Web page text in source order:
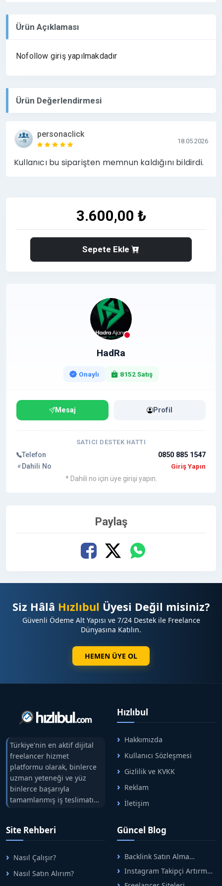
Ürün Açıklaması
Nofollow giriş yapılmakdadır
Ürün Değerlendirmesi
personaclick
18.05.2026
Kullanıcı bu siparişten memnun kaldığını bildirdi.
3.600,00 ₺
Sepete Ekle
HadRa
Onaylı 8152 Satış
Mesaj Profil
SATICI DESTEK HATTI
Telefon
0850 885 1547
Dahili No
Giriş Yapın
* Dahili no için üye girişi yapın.
Paylaş
Siz Hâlâ Hızlıbul Üyesi Değil misiniz?
Güvenli Ödeme Alt Yapısı ve 7/24 Destek ile Freelance
Dünyasına Katılın.
HEMEN ÜYE OL
Türkiye'nin en aktif dijital
freelancer hizmet
platformu olarak, binlerce
uzman yeteneği ve yüz
binlerce başarıyla
tamamlanmış iş teslimatını
tek çatıda buluşturuyoruz.
arasındaki süreci risksiz
alışveriş sistemi ile koruyan
ticaretin güvenli
adreslerinden birisidir.
Hızlıbul
Hakkımızda
Kullanıcı Sözleşmesi
Gizlilik ve KVKK
Reklam
İletişim
Site Rehberi
Nasıl Çalışır?
Nasıl Satın Alırım?
Güncel Blog
Backlink Satın Alma
Rehberi: Güvenli SEO İçin
Doğru Adımlar
Instagram Takipçi Artırma
Yöntemleri: Organik Büyüme